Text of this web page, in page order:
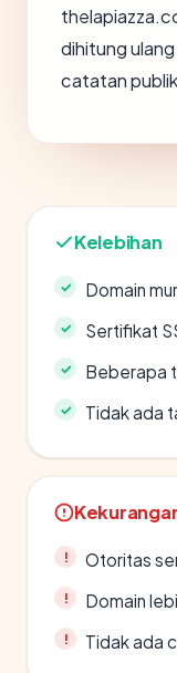
dihitung
catatan
Kelebihan
Domain
Sertifikat
Beberapa
Tidak ada
Otoritas
Domain
Tidak ada